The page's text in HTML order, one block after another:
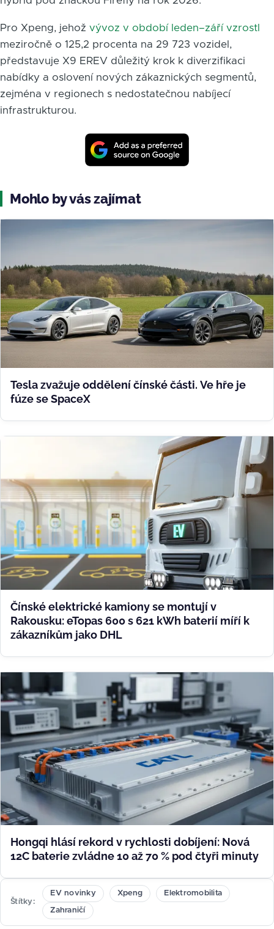
Pro Xpeng, jehož vývoz v období leden–září vzrostl
meziročně o 125,2 procenta na 29 723 vozidel,
představuje X9 EREV důležitý krok k diverzifikaci
nabídky a oslovení nových zákaznických segmentů,
zejména v regionech s nedostatečnou nabíjecí
infrastrukturou.
Mohlo by vás zajímat
Tesla zvažuje oddělení čínské části. Ve hře je
fúze se SpaceX
Čínské elektrické kamiony se montují v
Rakousku: eTopas 600 s 621 kWh baterií míří k
zákazníkům jako DHL
Hongqi hlásí rekord v rychlosti dobíjení: Nová
12C baterie zvládne 10 až 70 % pod čtyři minuty
Štítky
EV novinky Xpeng Elektromobilita
Zahraničí